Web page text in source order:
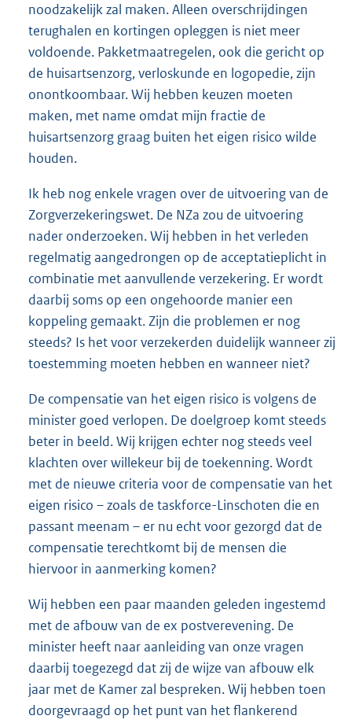
noodzakelijk zal maken. Alleen overschrijdingen
terughalen en kortingen opleggen is niet meer
voldoende. Pakketmaatregelen, ook die gericht op
de huisartsenzorg, verloskunde en logopedie, zijn
onontkoombaar. Wij hebben keuzen moeten
maken, met name omdat mijn fractie de
huisartsenzorg graag buiten het eigen risico wilde
houden.
Ik heb nog enkele vragen over de uitvoering van de
Zorgverzekeringswet. De NZa zou de uitvoering
nader onderzoeken. Wij hebben in het verleden
regelmatig aangedrongen op de acceptatieplicht in
combinatie met aanvullende verzekering. Er wordt
daarbij soms op een ongehoorde manier een
koppeling gemaakt. Zijn die problemen er nog
steeds? Is het voor verzekerden duidelijk wanneer zij
toestemming moeten hebben en wanneer niet?
De compensatie van het eigen risico is volgens de
minister goed verlopen. De doelgroep komt steeds
beter in beeld. Wij krijgen echter nog steeds veel
klachten over willekeur bij de toekenning. Wordt
met de nieuwe criteria voor de compensatie van het
eigen risico – zoals de taskforce-Linschoten die en
passant meenam – er nu echt voor gezorgd dat de
compensatie terechtkomt bij de mensen die
hiervoor in aanmerking komen?
Wij hebben een paar maanden geleden ingestemd
met de afbouw van de ex postverevening. De
minister heeft naar aanleiding van onze vragen
daarbij toegezegd dat zij de wijze van afbouw elk
jaar met de Kamer zal bespreken. Wij hebben toen
doorgevraagd op het punt van het flankerend